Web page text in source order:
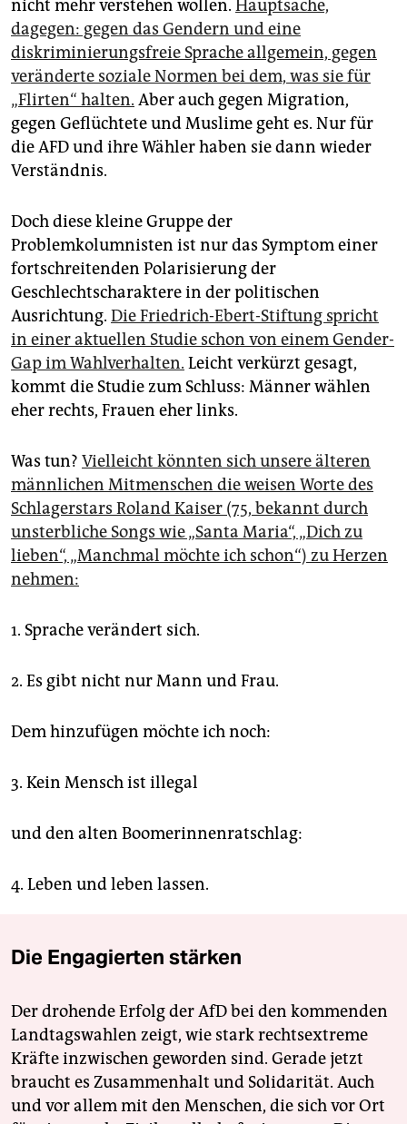
nicht mehr verstehen wollen. Hauptsache,
dagegen: gegen das Gendern und eine
diskriminierungsfreie Sprache allgemein, gegen
veränderte soziale Normen bei dem, was sie für
„Flirten“ halten. Aber auch gegen Migration,
gegen Geflüchtete und Muslime geht es. Nur für
die AFD und ihre Wähler haben sie dann wieder
Verständnis.
Doch diese kleine Gruppe der
Problemkolumnisten ist nur das Symptom einer
fortschreitenden Polarisierung der
Geschlechtscharaktere in der politischen
Ausrichtung. Die Friedrich-Ebert-Stiftung spricht
in einer aktuellen Studie schon von einem Gender-
Gap im Wahlverhalten. Leicht verkürzt gesagt,
kommt die Studie zum Schluss: Männer wählen
eher rechts, Frauen eher links.
Was tun? Vielleicht könnten sich unsere älteren
männlichen Mitmenschen die weisen Worte des
Schlagerstars Roland Kaiser (75, bekannt durch
unsterbliche Songs wie „Santa Maria“, „Dich zu
lieben“, „Manchmal möchte ich schon“) zu Herzen
nehmen:
1. Sprache verändert sich.
2. Es gibt nicht nur Mann und Frau.
Dem hinzufügen möchte ich noch:
3. Kein Mensch ist illegal
und den alten Boomerinnenratschlag:
4. Leben und leben lassen.
Die Engagierten stärken
Der drohende Erfolg der AfD bei den kommenden
Landtagswahlen zeigt, wie stark rechtsextreme
Kräfte inzwischen geworden sind. Gerade jetzt
braucht es Zusammenhalt und Solidarität. Auch
und vor allem mit den Menschen, die sich vor Ort